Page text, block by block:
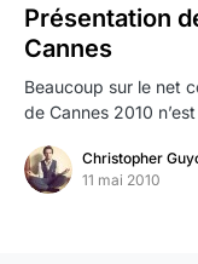
Présentation
Cannes
Beaucoup sur le net
de Cannes 2010
Christopher
11 mai 2010